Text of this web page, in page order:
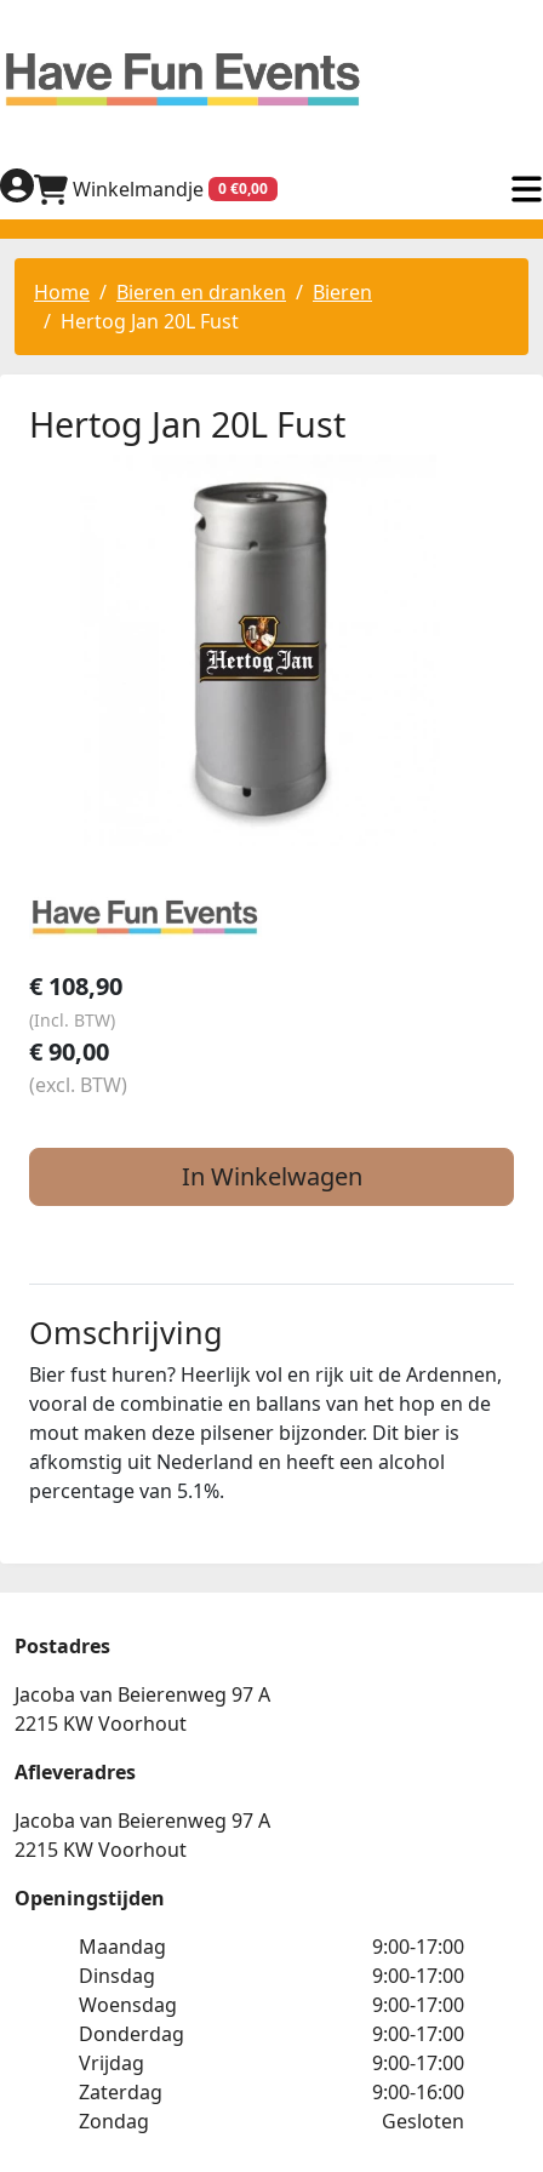
Winkelmandje 0 €0,00
Home Bieren en dranken
Bieren
Hertog Jan 20L Fust
Hertog Jan 20L Fust
€ 108,90
(Incl. BTW)
€90,00
(excl. BTW)
In Winkelwagen
Omschrijving
Bier fust huren? Heerlijk vol en rijk uit de Ardennen,
vooral de combinatie en ballans van het hop en de
mout maken deze pilsener bijzonder. Dit bier is
afkomstig uit Nederland en heeft een alcohol
percentage van 5.1%.
Postadres
Jacoba van Beierenweg 97 A
2215 KW Voorhout
Afleveradres
Jacoba van Beierenweg 97 A
2215 KW Voorhout
Openingstijden
Maandag
9:00-17:00
Dinsdag
9:00-17:00
Woensdag
9:00-17:00
Donderdag
9:00-17:00
Vrijdag
9:00-17:00
Zaterdag
9:00-16:00
Zondag
Gesloten